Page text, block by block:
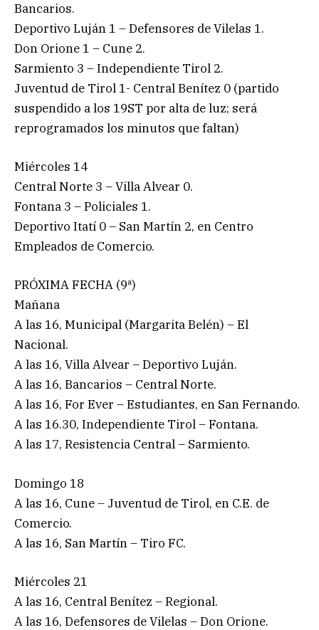
Bancarios.
Deportivo Luján 1 – Defensores de Vilelas 1.
Don Orione 1 – Cune 2.
Sarmiento 3 – Independiente Tirol 2.
Juventud de Tirol 1- Central Benítez 0 (partido
suspendido a los 19ST por alta de luz; será
reprogramados los minutos que faltan)
Miércoles 14
Central Norte 3 – Villa Alvear 0.
Fontana 3 – Policiales 1.
Deportivo Itatí 0 – San Martín 2, en Centro
Empleados de Comercio.
PRÓXIMA FECHA (9ª)
Mañana
A las 16, Municipal (Margarita Belén) – El
Nacional.
A las 16, Villa Alvear – Deportivo Luján.
A las 16, Bancarios – Central Norte.
A las 16, For Ever – Estudiantes, en San Fernando.
A las 16.30, Independiente Tirol – Fontana.
A las 17, Resistencia Central – Sarmiento.
Domingo 18
A las 16, Cune – Juventud de Tirol, en C.E. de
Comercio.
A las 16, San Martín – Tiro FC.
Miércoles 21
A las 16, Central Benítez – Regional.
A las 16, Defensores de Vilelas – Don Orione.